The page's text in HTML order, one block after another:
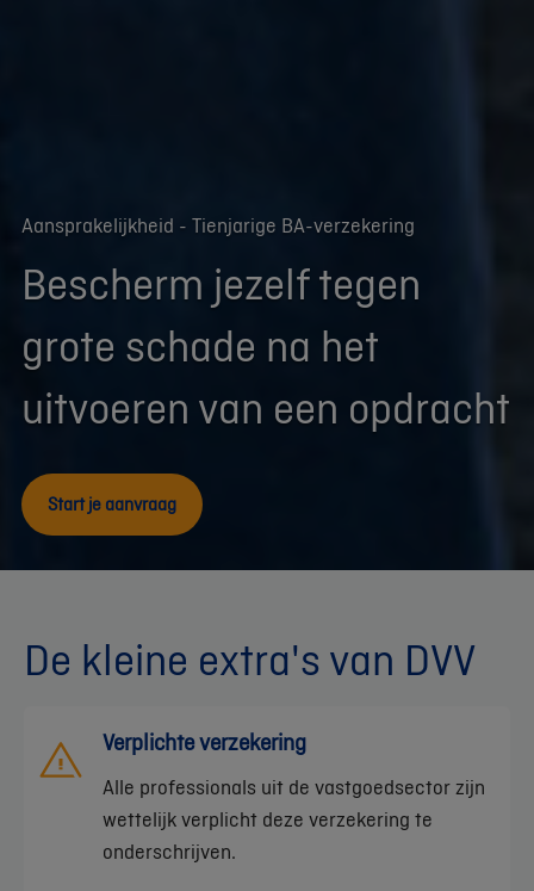
Aansprakelijkheid - Tienjarige BA-verzekering
Bescherm jezelf tegen
grote schade na het
uitvoeren van een opdracht
Start je aanvraag
De kleine extra's van DVV
Verplichte verzekering
Alle professionals uit de vastgoedsector zijn
wettelijk verplicht deze verzekering te
onderschrijven.